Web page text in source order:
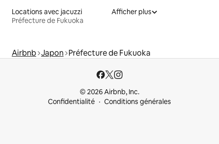
Locations avec jacuzzi
Préfecture de Fukuoka
Afficher plus
Airbnb Japon Préfecture de Fukuoka
© 2026 Airbnb, Inc.
Confidentialité
Conditions générales